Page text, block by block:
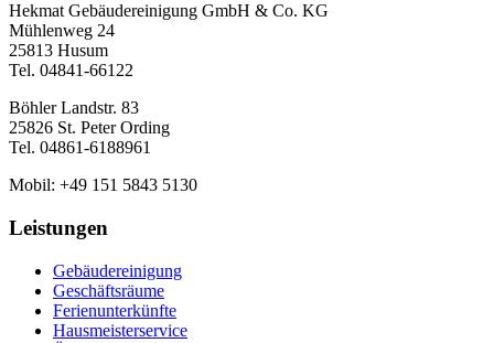
Hekmat Gebäudereinigung GmbH & Co. KG
Mühlenweg 24
25813 Husum
Tel. 04841-66122
Böhler Landstr. 83
25826 St. Peter Ording
Tel. 04861-6188961
Mobil: +49 151 5843 5130
Leistungen
Gebäudereinigung
Geschäftsräume
Ferienunterkünfte
Hausmeisterservice